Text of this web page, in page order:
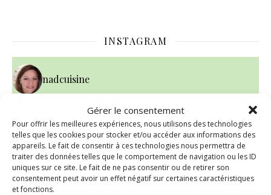
Gérer le consentement
Pour offrir les meilleures expériences, nous utilisons des technologies
telles que les cookies pour stocker et/ou accéder aux informations des
appareils. Le fait de consentir à ces technologies nous permettra de
traiter des données telles que le comportement de navigation ou les ID
uniques sur ce site. Le fait de ne pas consentir ou de retirer son
consentement peut avoir un effet négatif sur certaines caractéristiques
et fonctions.
INSTAGRAM
nadcuisine